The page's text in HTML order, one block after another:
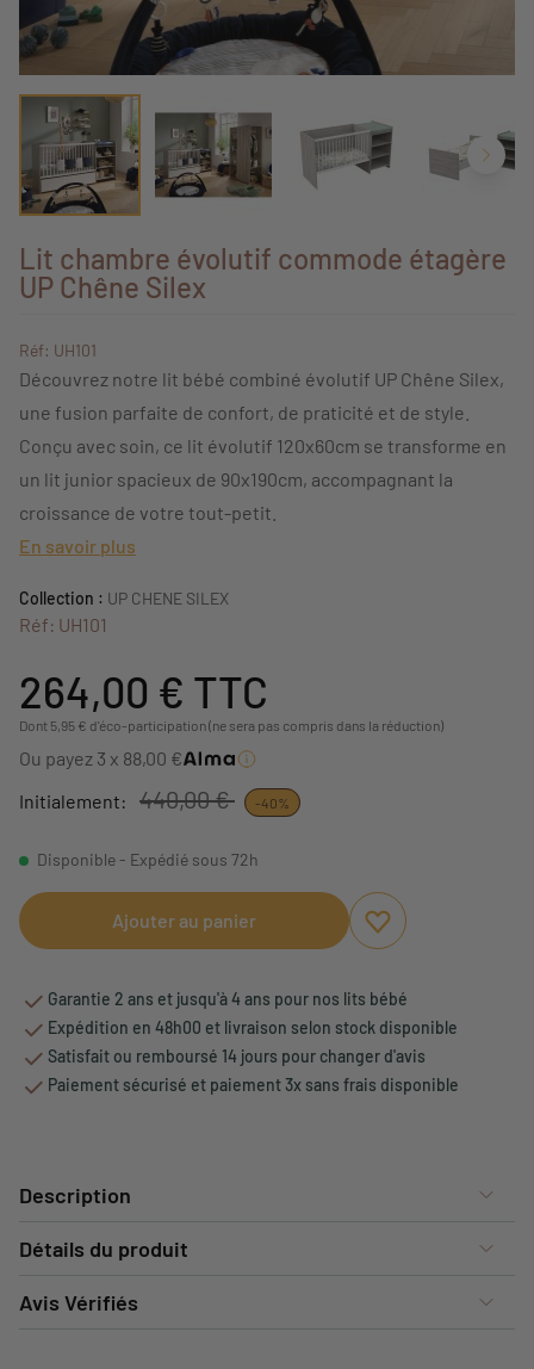
Lit chambre évolutif commode étagère
UP Chêne Silex
Réf: UH101
Découvrez notre lit bébé combiné évolutif UP Chêne Silex,
une fusion parfaite de confort, de praticité et de style.
Conçu avec soin, ce lit évolutif 120x60cm se transforme en
un lit junior spacieux de 90x190cm, accompagnant la
croissance de votre tout-petit.
En savoir plus
Collection : UP CHENE SILEX
Réf: UH101
264,00 € TTC
Dont 5,95 € d'éco-participation (ne sera pas compris dans la réduction)
Ou payez 3 x 88,00 €
Initialement:
440,00 € -40%
Disponible - Expédié sous 72h
Ajouter au panier
Ajouter aux favoris
Supprimer des
Garantie 2 ans et jusqu'à 4 ans pour nos lits bébé
Expédition en 48h00 et livraison selon stock disponible
Satisfait ou remboursé 14 jours pour changer d'avis
Paiement sécurisé et paiement 3x sans frais disponible
Description
Détails du produit
Avis Vérifiés